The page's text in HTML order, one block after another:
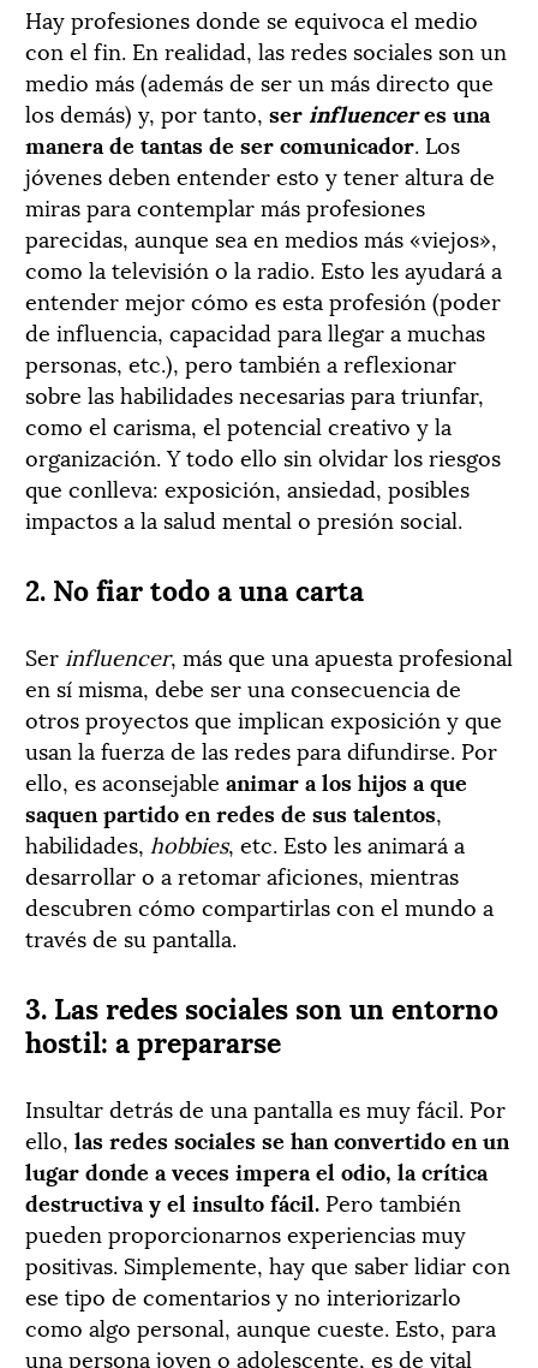
Hay profesiones donde se equivoca el medio
con el fin. En realidad, las redes sociales son un
medio más (además de ser un más directo que
los demás) y, por tanto, ser influenceres una
manera de tantas de ser comunicador. Los
jóvenes deben entender esto y tener altura de
miras para contemplar más profesiones
parecidas, aunque sea en medios más «viejos»,
como la televisión o la radio. Esto les ayudará a
entender mejor cómo es esta profesión (poder
de influencia, capacidad para llegar a muchas
personas, etc.), pero también a reflexionar
sobre las habilidades necesarias para triunfar,
como el carisma, el potencial creativo y la
organización. Y todo ello sin olvidar los riesgos
que conlleva: exposición, ansiedad, posibles
impactos a la salud mental o presión social.
2. No fiar todo a una carta
Ser influencer, más que una apuesta profesional
en sí misma, debe ser una consecuencia de
otros proyectos que implican exposición y que
usan la fuerza de las redes para difundirse. Por
ello, es aconsejable animar a los hijos a que
saquen partido en redes de sustalentos,
habilidades, hobbies, etc. Esto les animará a
desarrollar o a retomar aficiones, mientras
descubren cómo compartirlas con el mundo a
través de su pantalla.
3. Las redes sociales son un entorno
hostil: a prepararse
Insultar detrás de una pantalla es muy fácil. Por
ello, las redes sociales se han convertido en un
lugar donde a veces impera el odio, la crítica
destructiva y el insulto fácil. Pero también
pueden proporcionarnos experiencias muy
positivas. Simplemente, hay que saber lidiar con
ese tipo de comentarios y no interiorizarlo
como algo personal, aunque cueste. Esto, para
una persona joven o adolescente, es de vital